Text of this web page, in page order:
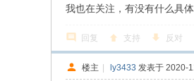
我也在关注，有没有什么具
回复 支持 反对
楼主 | ly3433 发表于 2020-